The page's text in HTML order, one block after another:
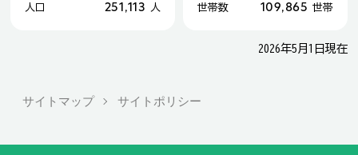
人口 251,113 人 世帯数 109,865 世帯
2026年5月1日現在
サイトマップ サイトポリシー